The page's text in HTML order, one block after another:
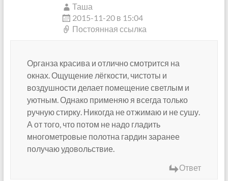
Таша
2015-11-20 в 15:04
Постоянная ссылка
Органза красива и отлично смотрится на
окнах. Ощущение лёгкости, чистоты и
воздушности делает помещение светлым и
уютным. Однако применяю я всегда только
ручную стирку. Никогда не отжимаю и не сушу.
А от того, что потом не надо гладить
многометровые полотна гардин заранее
получаю удовольствие.
Ответ